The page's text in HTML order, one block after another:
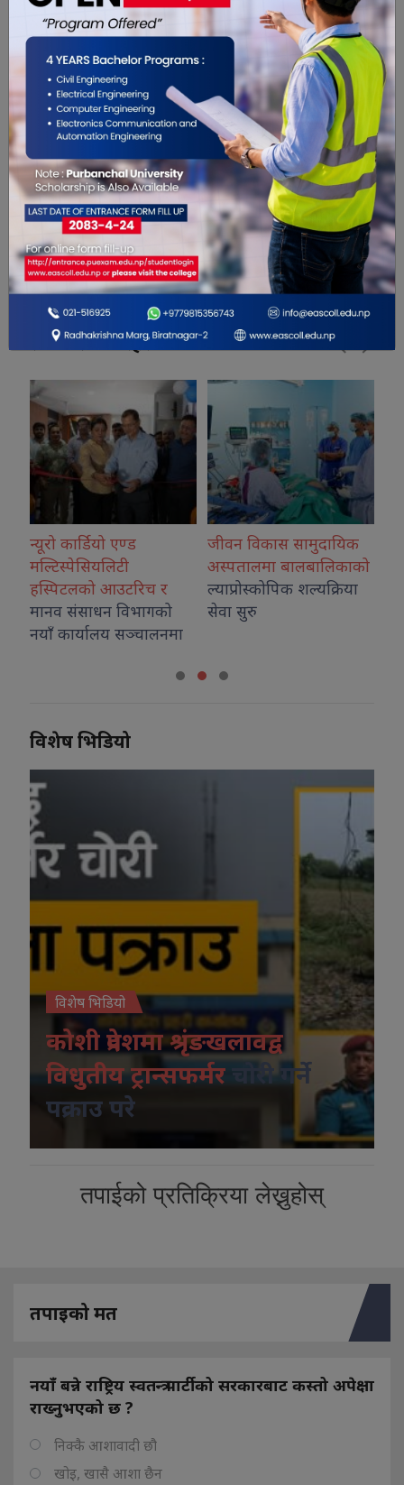
0
0
सम्बंधित खबरहरु
एण्ड
आउटरिच र
विभागको
सञ्चालनमा
जीवन विकास सामुदायिक
अस्पतालमा बालबालिकाको
ल्याप्रोस्कोपिक शल्यक्रिया
सेवा सुरु
कोशीका उत्कृष्ट
नगदसहित
विशेष भिडियो
विशेष भिडियो
कोशी प्रदेशमा श्रृंङखलावद्व
विधुतीय ट्रान्सफर्मर
चोरी गर्ने
पक्राउ परे
तपाईको प्रतिक्रिया लेख्नुहोस्
तपाइको मत
नयाँ बन्ने राष्ट्रिय स्वतन्त्र पार्टीको सरकारबाट कस्तो अपेक्षा
राख्नुभएको छ ?
निक्कै आशावादी छौ
खोइ, खासै आशा छैन